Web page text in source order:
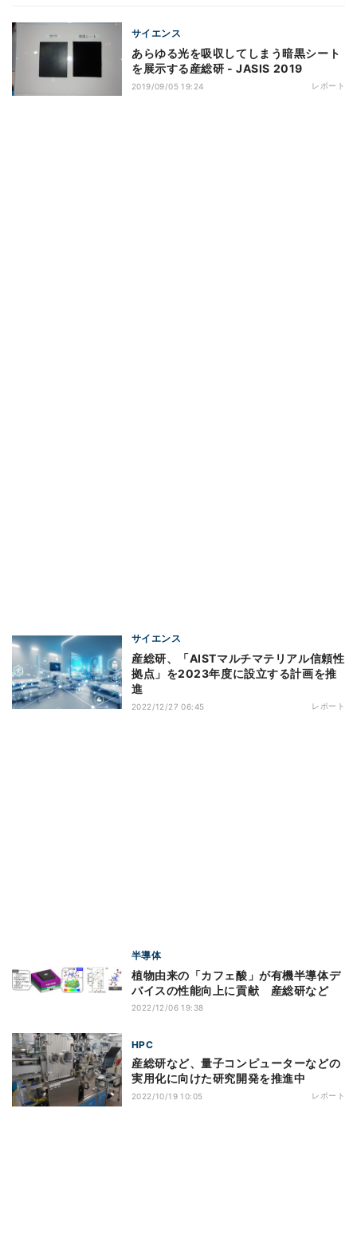
サイエンス
あらゆる光を吸収してしまう暗黒シート
を展示する産総研 - JASIS 2019
2019/09/05 19:24 レポート
サイエンス
産総研、「AISTマルチマテリアル信頼性
拠点」を2023年度に設立する計画を推
進
2022/12/27 06:45 レポート
半導体
植物由来の「カフェ酸」が有機半導体デ
バイスの性能向上に貢献 産総研など
2022/12/06 19:38
HPC
産総研など、量子コンピューターなどの
実用化に向けた研究開発を推進中
2022/10/19 10:05 レポート